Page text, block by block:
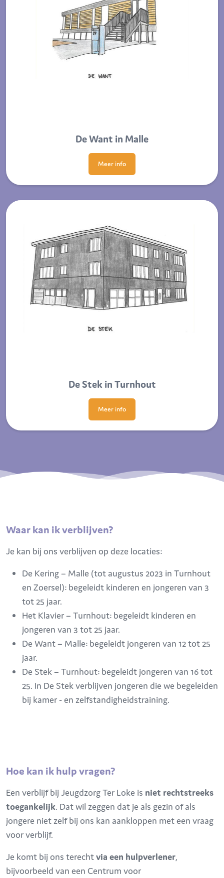
De Want in Malle
Meer info
De Stek in Turnhout
Meer info
Waar kan ik verblijven?
Je kan bij ons verblijven op deze locaties:
De Kering – Malle (tot augustus 2023 in Turnhout
en Zoersel): begeleidt kinderen en jongeren van 3
tot 25 jaar.
Het Klavier – Turnhout: begeleidt kinderen en
jongeren van 3 tot 25 jaar.
De Want – Malle: begeleidt jongeren van 12 tot 25
jaar.
De Stek – Turnhout: begeleidt jongeren van 16 tot
25. In De Stek verblijven jongeren die we begeleiden
bij kamer - en zelfstandigheidstraining.
Hoe kan ik hulp vragen?
Een verblijf bij Jeugdzorg Ter Loke is niet rechtstreeks
toegankelijk. Dat wil zeggen dat je als gezin of als
jongere niet zelf bij ons kan aankloppen met een vraag
voor verblijf.
Je komt bij ons terechtvia een hulpverlener,
bijvoorbeeld van een Centrum voor